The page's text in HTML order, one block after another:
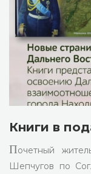
Книги в
Почетный
Шепчугов по